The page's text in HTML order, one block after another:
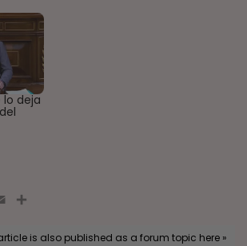
lo deja
Compartir
is also published as a forum topic here »